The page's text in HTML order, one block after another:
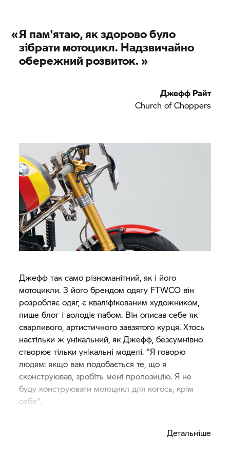
Джефф, який живе зі своєю дружиною та трьома
дітьми у Де-Мойні.
«Я пам'ятаю, як здорово було
зібрати мотоцикл. Надзвичайно
обережний розвиток. »
Джефф Райт
Church of Choppers
Джефф так само різноманітний, як і його
мотоцикли. З його брендом одягу FTWCO він
розробляє одяг, є кваліфікованим художником,
пише блог і володіє пабом. Він описав себе як
сварливого, артистичного завзятого курця. Хтось
настільки ж унікальний, як Джефф, безсумнівно
створює тільки унікальні моделі. "Я говорю
людям: якщо вам подобається те, що я
сконструював, зробіть мені пропозицію. Я не
буду конструювати мотоцикл для когось, крім
себе".
очищення пружини. Джефф називає цеДетальніше